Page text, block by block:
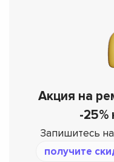
Акция на
-25%
Запишитесь
получите